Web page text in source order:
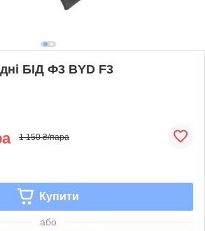
БІД Ф3 BYD F3
1 150 ₴/пара
Купити
або